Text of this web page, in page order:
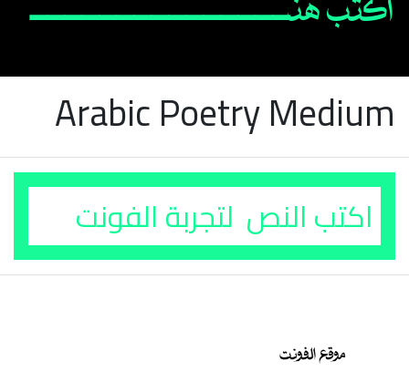
Arabic Poetry Medium